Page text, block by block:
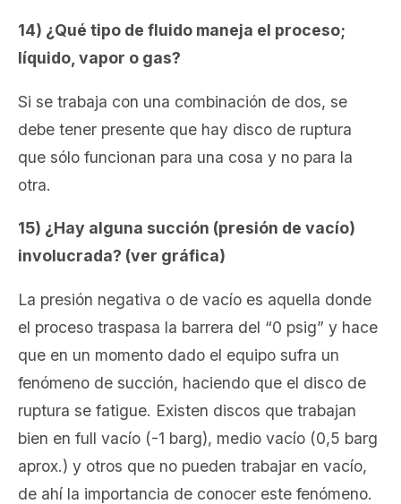
14) ¿Qué tipo de fluido maneja el proceso;
líquido, vapor o gas?
Si se trabaja con una combinación de dos, se
debe tener presente que hay disco de ruptura
que sólo funcionan para una cosa y no para la
otra.
15) ¿Hay alguna succión (presión de vacío)
involucrada? (ver gráfica)
La presión negativa o de vacío es aquella donde
el proceso traspasa la barrera del “0 psig” y hace
que en un momento dado el equipo sufra un
fenómeno de succión, haciendo que el disco de
ruptura se fatigue. Existen discos que trabajan
bien en full vacío (-1 barg), medio vacío (0,5 barg
aprox.) y otros que no pueden trabajar en vacío,
de ahí la importancia de conocer este fenómeno.